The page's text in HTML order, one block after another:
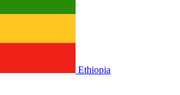
Ethiopia